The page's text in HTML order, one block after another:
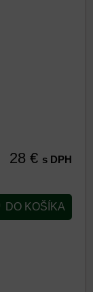
28 € s DPH
DO KOŠÍKA